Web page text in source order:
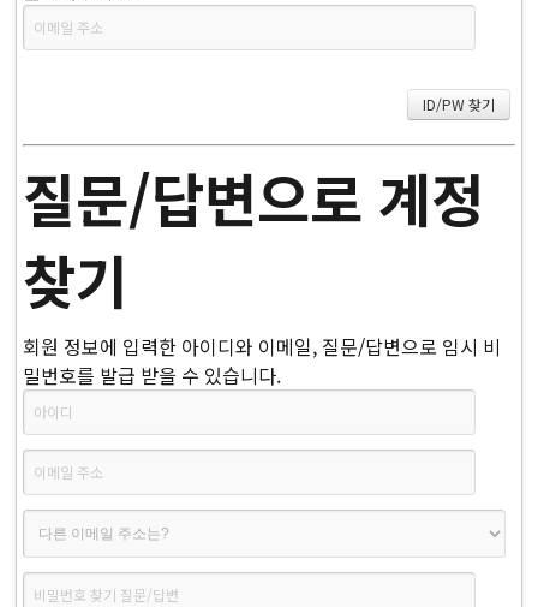
질문/답변으로 계정
찾기
회원 정보에 입력한 아이디와 이메일, 질문/답변으로 임시 비
밀번호를 발급 받을 수 있습니다.